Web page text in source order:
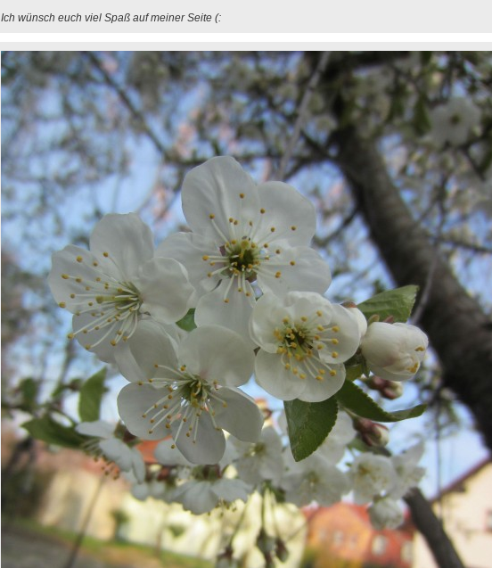
Ich wünsch euch viel Spaß auf meiner Seite (: